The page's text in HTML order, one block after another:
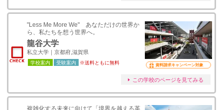
"Less Me More We" あなただけの世界か
ら、私たちを想う世界へ。
龍谷大学
私立大学｜京都府,滋賀県
学校案内 受験案内 ※送料ともに無料 資料請求キャンペーン対象
この学校のページを見てみる
複雑化する未来に向けて「境界を越える革